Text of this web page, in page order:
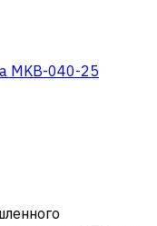
MKB-040-25